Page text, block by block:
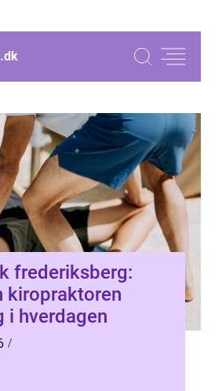
dk
frederiksberg:
kiropraktoren
i hverdagen